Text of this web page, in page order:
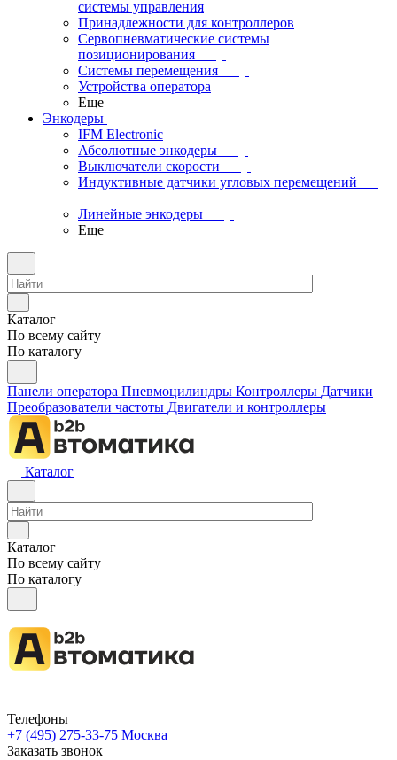
системы управления
Принадлежности для контроллеров
Сервопневматические системы
позиционирования
Системы перемещения
Устройства оператора
Еще
Энкодеры
IFM Electronic
Абсолютные энкодеры
Выключатели скорости
Индуктивные датчики угловых перемещений
Линейные энкодеры
Еще
Каталог
По всему сайту
По каталогу
Панели оператора Пневмоцилиндры Контроллеры Датчики
Преобразователи частоты Двигатели и контроллеры
Каталог
Каталог
По всему сайту
По каталогу
Телефоны
+7 (495) 275-33-75 Москва
Заказать звонок